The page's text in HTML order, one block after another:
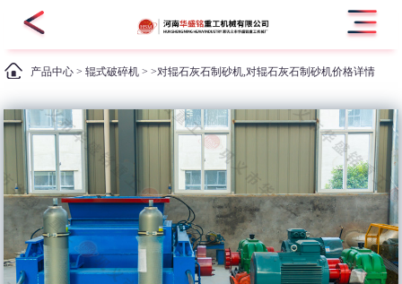
产品中心 >辊式破碎机 > >对辊石灰石制砂机,对辊石灰石制砂机价格详情